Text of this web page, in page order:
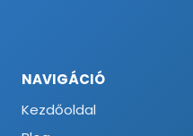
NAVIGÁCIÓ
Kezdőoldal